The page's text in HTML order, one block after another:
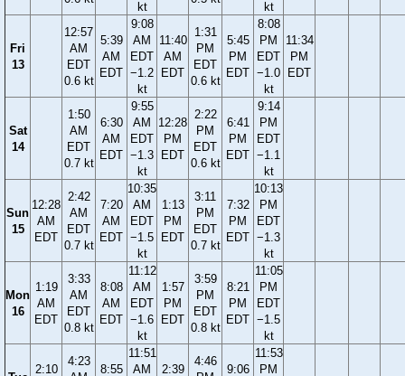
kt kt
Fri
13
12:57
AM
EDT
0.6 kt
5:39
AM
EDT
9:08
AM
EDT
−1.2
kt
11:40
AM
EDT
1:31
PM
EDT
0.6 kt
5:45
PM
EDT
8:08
PM
EDT
−1.0
kt
11:34
PM
EDT
Sat
14
1:50
AM
EDT
0.7 kt
6:30
AM
EDT
9:55
AM
EDT
−1.3
kt
12:28
PM
EDT
2:22
PM
EDT
0.6 kt
6:41
PM
EDT
9:14
PM
EDT
−1.1
kt
Sun
15
12:28
AM
EDT
2:42
AM
EDT
0.7 kt
7:20
AM
EDT
10:35
AM
EDT
−1.5
kt
1:13
PM
EDT
3:11
PM
EDT
0.7 kt
7:32
PM
EDT
10:13
PM
EDT
−1.3
kt
Mon
16
1:19
AM
EDT
3:33
AM
EDT
0.8 kt
8:08
AM
EDT
11:12
AM
EDT
−1.6
kt
1:57
PM
EDT
3:59
PM
EDT
0.8 kt
8:21
PM
EDT
11:05
PM
EDT
−1.5
kt
2:10
4:23
8:55
11:51
AM
2:39
4:46
9:06
11:53
PM